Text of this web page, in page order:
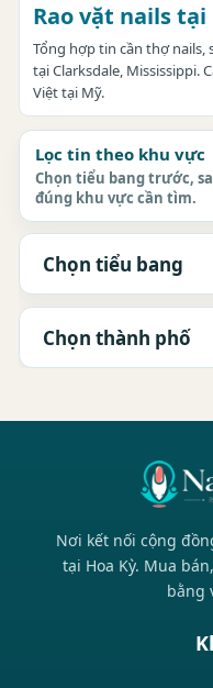
Rao vặt nails
Tổng hợp tin cần thợ nails,
tại Clarksdale, Mississippi.
Việt tại Mỹ.
Lọc tin theo khu vực
Chọn tiểu bang trước,
đúng khu vực cần tìm.
Nơi kết nối cộng
tại Hoa Kỳ. Mua
bằng